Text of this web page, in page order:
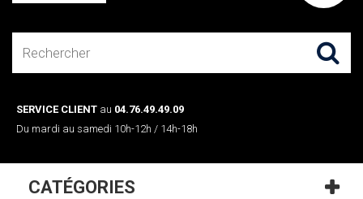
SERVICE CLIENT au 04.76.49.49.09
Du mardi au samedi 10h-12h / 14h-18h
CATÉGORIES